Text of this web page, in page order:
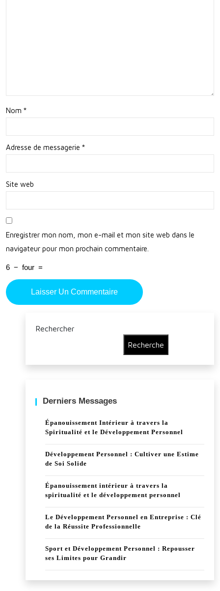
es
able
Nom *
Adresse de messagerie *
Site web
Enregistrer mon nom, mon e-mail et mon site web dans le
navigateur pour mon prochain commentaire.
6 − four =
Rechercher
Recherche
Derniers Messages
Épanouissement Intérieur à travers la
Spiritualité et le Développement Personnel
Développement Personnel : Cultiver une Estime
de Soi Solide
Épanouissement intérieur à travers la
spiritualité et le développement personnel
Le Développement Personnel en Entreprise : Clé
de la Réussite Professionnelle
Sport et Développement Personnel : Repousser
ses Limites pour Grandir